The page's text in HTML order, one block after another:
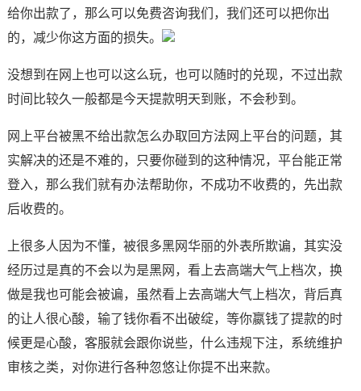
给你出款了，那么可以免费咨询我们，我们还可以把你出
的，减少你这方面的损失。
没想到在网上也可以这么玩，也可以随时的兑现，不过出款
时间比较久一般都是今天提款明天到账，不会秒到。
网上平台被黑不给出款怎么办取回方法网上平台的问题，其
实解决的还是不难的，只要你碰到的这种情况，平台能正常
登入，那么我们就有办法帮助你，不成功不收费的，先出款
后收费的。
上很多人因为不懂，被很多黑网华丽的外表所欺谝，其实没
经历过是真的不会以为是黑网，看上去高端大气上档次，换
做是我也可能会被谝，虽然看上去高端大气上档次，背后真
的让人很心酸，输了钱你看不出破绽，等你嬴钱了提款的时
候更是心酸，客服就会跟你说些，什么违规下注，系统维护
审核之类，对你进行各种忽悠让你提不出来款。